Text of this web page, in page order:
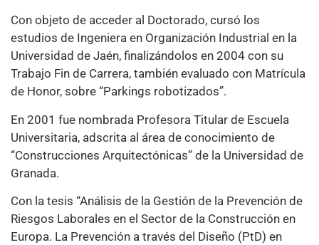
Con objeto de acceder al Doctorado, cursó los
estudios de Ingeniera en Organización Industrial en la
Universidad de Jaén, finalizándolos en 2004 con su
Trabajo Fin de Carrera, también evaluado con Matrícula
de Honor, sobre “Parkings robotizados”.
En 2001 fue nombrada Profesora Titular de Escuela
Universitaria, adscrita al área de conocimiento de
“Construcciones Arquitectónicas” de la Universidad de
Granada.
Con la tesis “Análisis de la Gestión de la Prevención de
Riesgos Laborales en el Sector de la Construcción en
Europa. La Prevención a través del Diseño (PtD) en